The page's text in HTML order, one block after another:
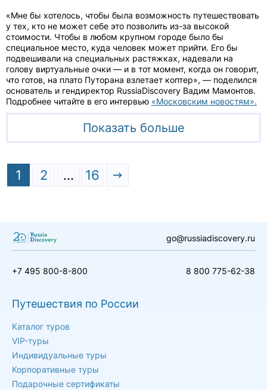
«Мне бы хотелось, чтобы была возможность путешествовать
у тех, кто не может себе это позволить из-за высокой
стоимости. Чтобы в любом крупном городе было бы
специальное место, куда человек может прийти. Его бы
подвешивали на специальных растяжках, надевали на
голову виртуальные очки — и в тот момент, когда он говорит,
что готов, на плато Путорана взлетает коптер», — поделился
основатель и гендиректор RussiaDiscovery Вадим Мамонтов.
Подробнее читайте в его интервью «Московским новостям».
Показать больше
1 2 … 16
go@russiadiscovery.ru
+7 495 800-8-800 8 800 775-62-38
Путешествия по России
Каталог туров
VIP-туры
Индивидуальные туры
Корпоративные туры
Подарочные сертификаты